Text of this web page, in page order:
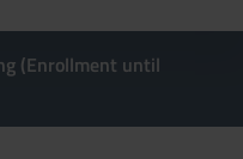
(Enrollment until